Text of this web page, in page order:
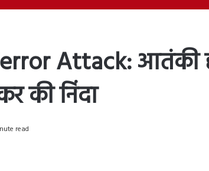
Attack: आतंकी
की निंदा
read